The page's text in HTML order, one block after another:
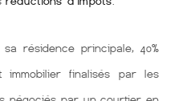
résidence principale, 40%
immobilier finalisés par les